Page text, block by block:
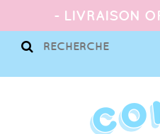
- LIVRAISON